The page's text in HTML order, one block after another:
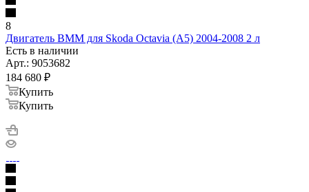
8
Двигатель BMM для Skoda Octavia (A5) 2004-2008 2 л
Есть в наличии
Арт.: 9053682
184 680 ₽
Купить
Купить